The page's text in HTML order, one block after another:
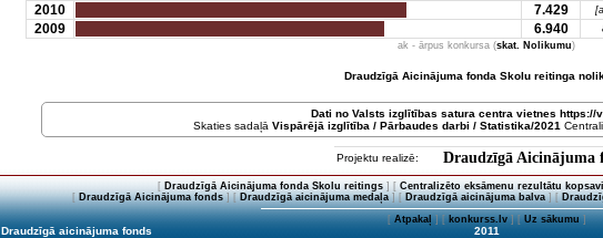
2010 7.429
2009 6.940
ak - ārpus konkursa (skat. Nolikumu)
Draudzīgā Aicinājuma fonda Skolu reitinga
Dati no Valsts izglītības satura centra vietnes https://
Skaties sadaļā Vispārējā izglītība / Pārbaudes darbi / Statistika/2021
Projektu realizē: Draudzīgā Aicinājuma
[ Draudzīgā Aicinājuma fonda Skolu reitings] [ Centralizēto eksāmenu rezultātu
[Draudzīgā Aicinājuma fonds] [Draudzīgā aicinājuma medaļa] [Draudzīgā aicinājuma balva] [
[Atpakaļ] [konkurss.lv] [Uz sākumu]
Draudzīgā aicinājuma fonds 2011